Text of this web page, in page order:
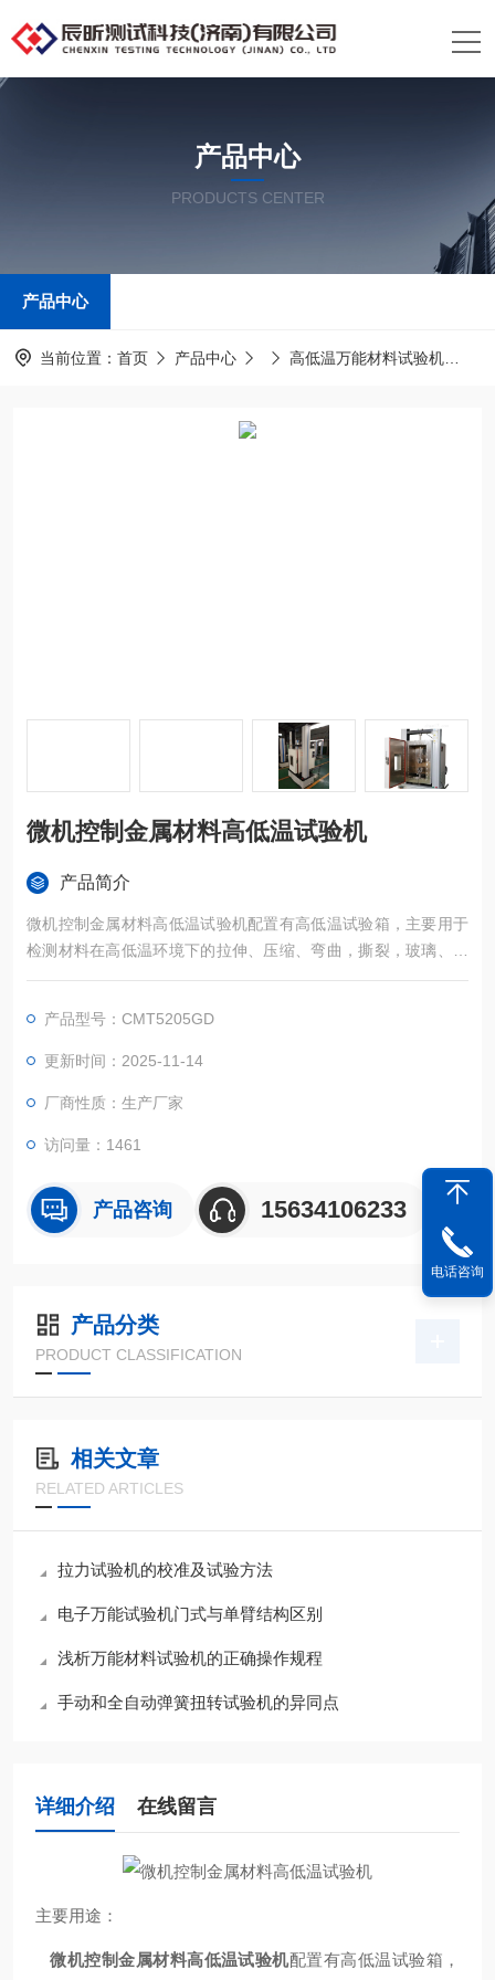
产品中心
PRODUCTS CENTER
产品中心
当前位置： 首页 产品中心 高低温万能材料试验机
微机控制金属材料高低温试验机
产品简介
微机控制金属材料高低温试验机配置有高低温试验箱，主要用于
检测材料在高低温环境下的拉伸、压缩、弯曲，撕裂，玻璃、剪
切等力学性能试验。本高低温拉力试验机也可用于常温下的材料
产品型号：CMT5205GD
更新时间：2025-11-14
厂商性质：生产厂家
访问量：1461
产品咨询 15634106233
产品分类
PRODUCT CLASSIFICATION
相关文章
RELATED ARTICLES
拉力试验机的校准及试验方法
电子万能试验机门式与单臂结构区别
浅析万能材料试验机的正确操作规程
手动和全自动弹簧扭转试验机的异同点
详细介绍 在线留言
主要用途：
微机控制金属材料高低温试验机配置有高低温试验箱，
电话咨询